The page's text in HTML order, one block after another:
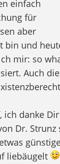
einfach
für
aber
bin und
mir: so
Auch
ich danke
Dr. Strunz
liebäugelt